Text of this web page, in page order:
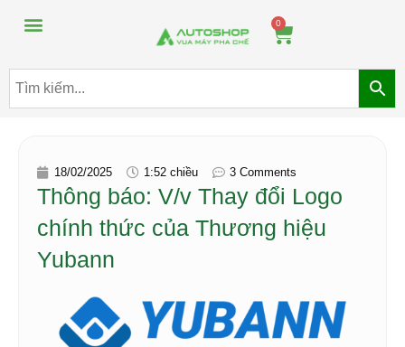
0
18/02/2025 1:52 chiều 3 Comments
Thông báo: V/v Thay đổi Logo
chính thức của Thương hiệu
Yubann